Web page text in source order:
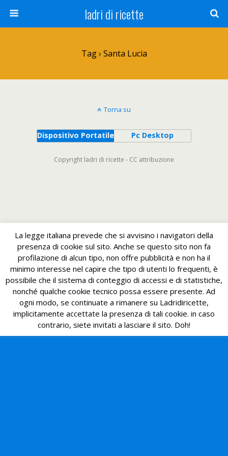
ladri di ricette
Tag › Santa Lucia
Torna su
Dispositivo Portatile Pc Desktop
Copyright ladri di ricette - CC attribuzione
La legge italiana prevede che si avvisino i navigatori della
presenza di cookie sul sito. Anche se questo sito non fa
profilazione di alcun tipo, non offre pubblicità e non ha il
minimo interesse nel capire che tipo di utenti lo frequenti, è
possibile che il sistema di conteggio di accessi e di statistiche,
nonché qualche cookie tecnico possa essere presente. Ad
ogni modo, se continuate a rimanere su Ladridiricette,
implicitamente accettate la presenza di tali cookie. in caso
contrario, siete invitati a lasciare il sito. Doh!